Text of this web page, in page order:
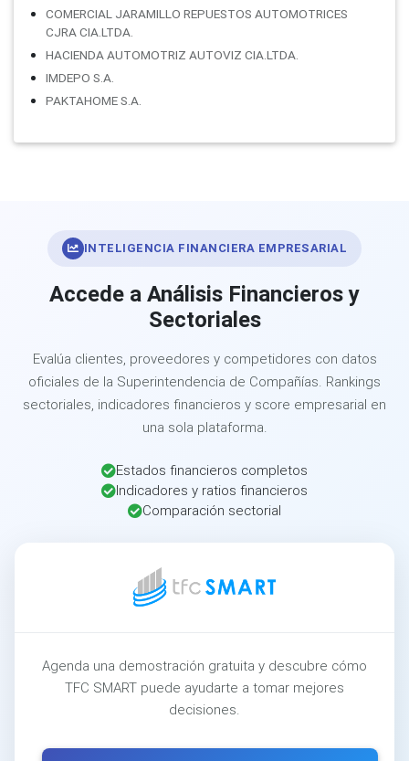
COMERCIAL JARAMILLO REPUESTOS AUTOMOTRICES
CJRA CIA.LTDA.
HACIENDA AUTOMOTRIZ AUTOVIZ CIA.LTDA.
IMDEPO S.A.
PAKTAHOME S.A.
INTELIGENCIA FINANCIERA EMPRESARIAL
Accede a Análisis Financieros y
Sectoriales
Evalúa clientes, proveedores y competidores con datos
oficiales de la Superintendencia de Compañías. Rankings
sectoriales, indicadores financieros y score empresarial en
una sola plataforma.
Estados financieros completos
Indicadores y ratios financieros
Comparación sectorial
Agenda una demostración gratuita y descubre cómo
TFC SMART puede ayudarte a tomar mejores
decisiones.